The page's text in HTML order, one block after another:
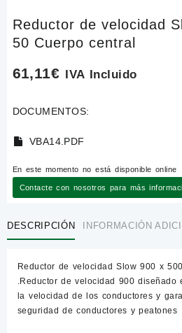
Reductor de velocidad
50 Cuerpo central
61,11€ IVA Incluido
DOCUMENTOS:
VBA14.PDF
En este momento no está disponible online
Contacte con nosotros para más
DESCRIPCIÓN INFORMACIÓN
Reductor de velocidad Slow 900 x
.Reductor de velocidad 900 diseñado
la velocidad de los conductores y
seguridad de conductores y peatones